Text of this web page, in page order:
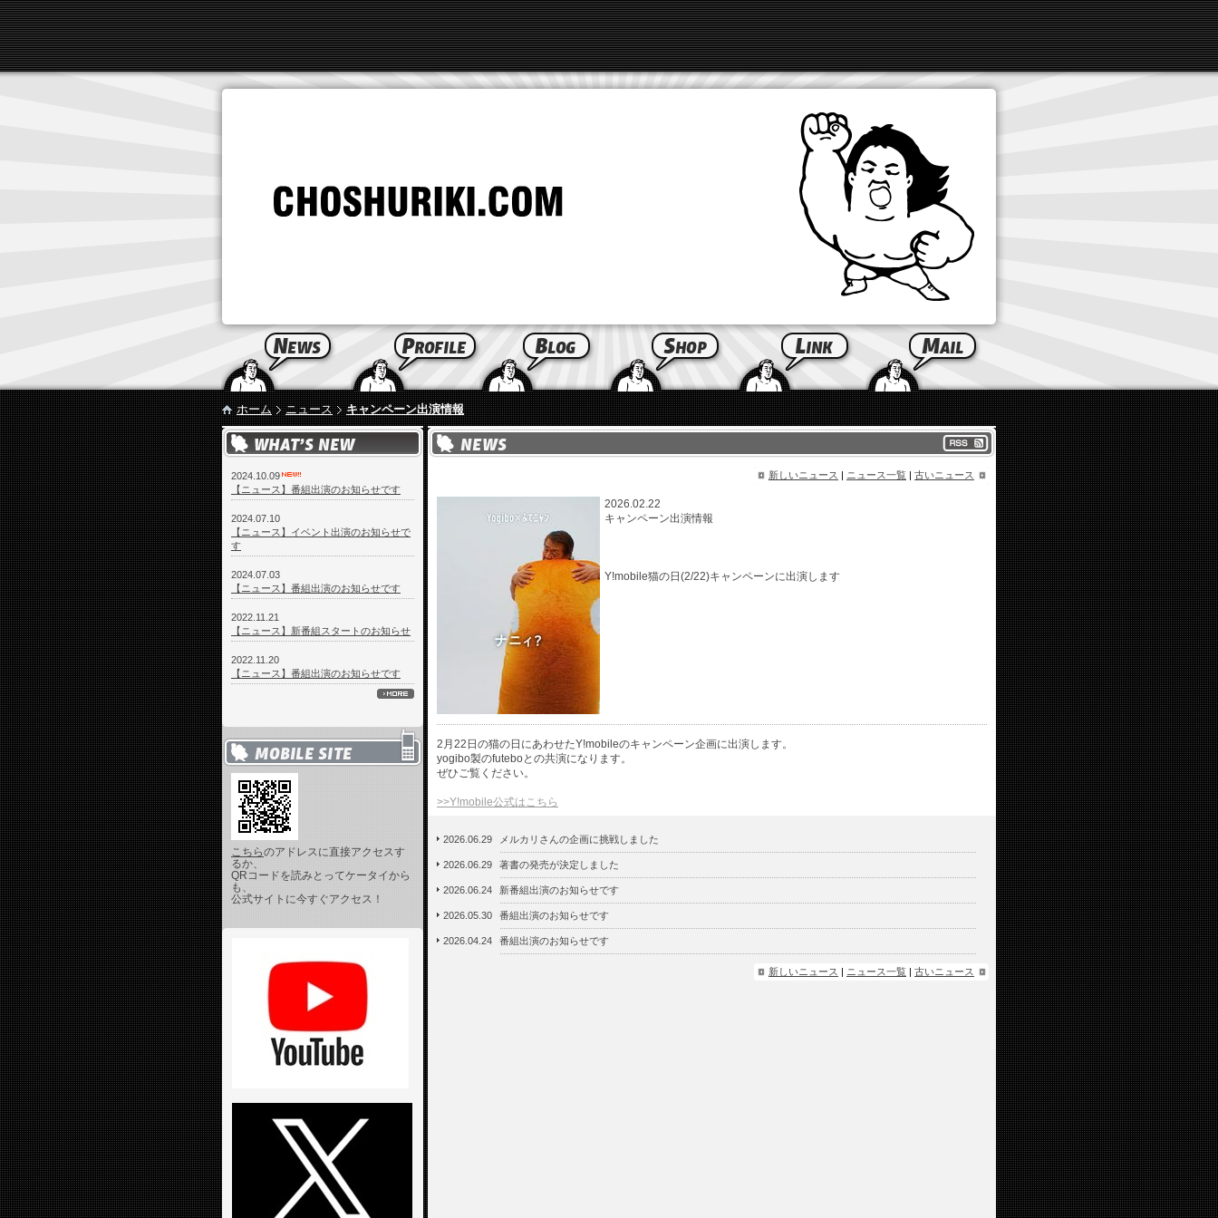
ホーム ニュース キャンペーン出演情報
2024.10.09
【ニュース】番組出演のお知らせです
2024.07.10
【ニュース】イベント出演のお知らせで
す
2024.07.03
【ニュース】番組出演のお知らせです
2022.11.21
【ニュース】新番組スタートのお知らせ
2022.11.20
【ニュース】番組出演のお知らせです
こちらのアドレスに直接アクセスす
るか、
QRコードを読みとってケータイから
も、
公式サイトに今すぐアクセス！
新しいニュース | ニュース一覧 | 古いニュース
2026.02.22
キャンペーン出演情報
Y!mobile猫の日(2/22)キャンペーンに出演します
2月22日の猫の日にあわせたY!mobileのキャンペーン企画に出演します。
yogibo製のfuteboとの共演になります。
ぜひご覧ください。
>>Y!mobile公式はこちら
2026.06.29 メルカリさんの企画に挑戦しました
2026.06.29 著書の発売が決定しました
2026.06.24 新番組出演のお知らせです
2026.05.30 番組出演のお知らせです
2026.04.24 番組出演のお知らせです
新しいニュース | ニュース一覧 | 古いニュース